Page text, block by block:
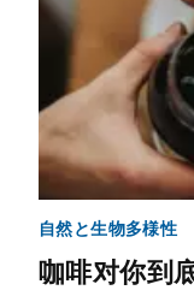
自然と生物多様性
咖啡对你到